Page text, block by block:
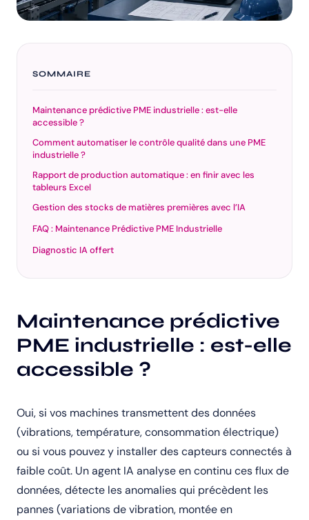
SOMMAIRE
Maintenance prédictive PME industrielle : est-elle
accessible ?
Comment automatiser le contrôle qualité dans une PME
industrielle ?
Rapport de production automatique : en finir avec les
tableurs Excel
Gestion des stocks de matières premières avec l’IA
FAQ : Maintenance Prédictive PME Industrielle
Diagnostic IA offert
Maintenance prédictive
PME industrielle : est-elle
accessible ?
Oui, si vos machines transmettent des données
(vibrations, température, consommation électrique)
ou si vous pouvez y installer des capteurs connectés à
faible coût. Un agent IA analyse en continu ces flux de
données, détecte les anomalies qui précèdent les
pannes (variations de vibration, montée en